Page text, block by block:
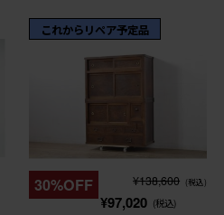
これからリペア予定品
30%OFF ¥138,600 (税込)
¥97,020 (税込)